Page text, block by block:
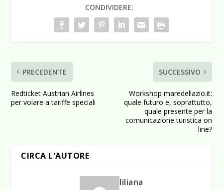
CONDIVIDERE:
PRECEDENTE
Redticket Austrian Airlines
per volare a tariffe speciali
SUCCESSIVO
Workshop maredellazio.it:
quale futuro e, soprattutto,
quale presente per la
comunicazione turistica on
line?
CIRCA L'AUTORE
liliana